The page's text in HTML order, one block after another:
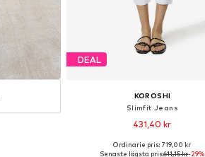
DEAL
KOROSHI
Slimfit Jeans
431,40 kr
Tillgänglig i många storlekar
Ordinarie pris: 719,00 kr
Senaste lägsta pris:611,15 kr-29%